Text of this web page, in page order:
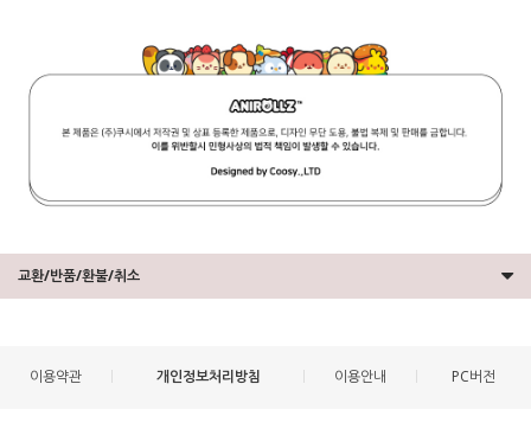
교환/반품/환불/취소
이용약관 개인정보처리방침 이용안내 PC버전